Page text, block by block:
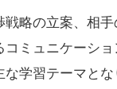
戦略の立案、相
コミュニケーシ
な学習テーマと